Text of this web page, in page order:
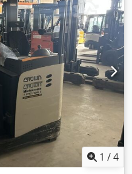
Тип щогли: Тріплекс Стан:
Передні шини: Поліуретан
шин: Тандемна
Поліуретан Батарея,
Рік виробництва
Захисна решітка для
полиці, стандарт
Schaltbau, увімкнення за
1 /4